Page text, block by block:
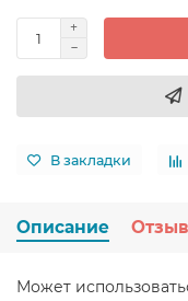
В закладки
Описание
Может